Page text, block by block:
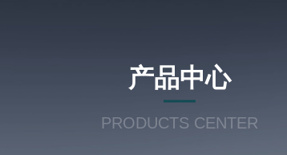
产品中心
PRODUCTS CENTER